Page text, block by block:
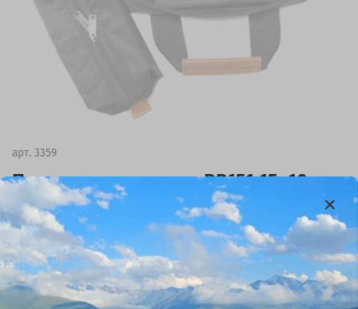
арт. 3359
Подсумок на молнии RP151 15х10см
(0) В избранное
551 ₽